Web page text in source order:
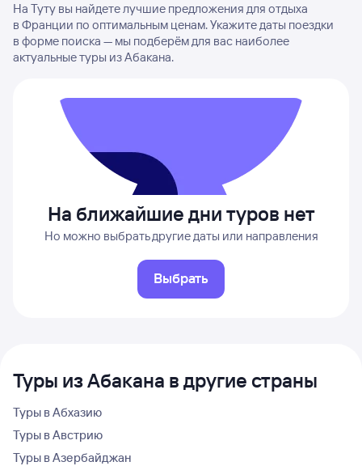
На Туту вы найдете лучшие предложения для отдыха
в Франции по оптимальным ценам. Укажите даты поездки
в форме поиска — мы подберём для вас наиболее
актуальные туры из Абакана.
На ближайшие дни туров нет
Но можно выбрать другие даты или направления
Выбрать
Туры из Абакана в другие страны
Туры в Абхазию
Туры в Австрию
Туры в Азербайджан